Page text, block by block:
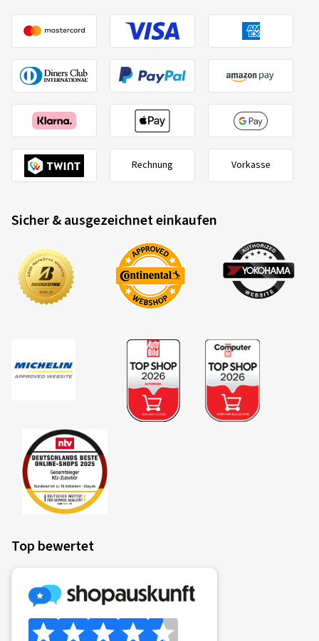
Rechnung Vorkasse
Sicher & ausgezeichnet einkaufen
Top bewertet